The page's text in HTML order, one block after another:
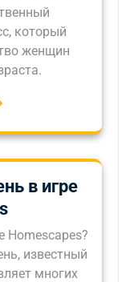
который
женщин
в игре
Homescapes?
известный
многих